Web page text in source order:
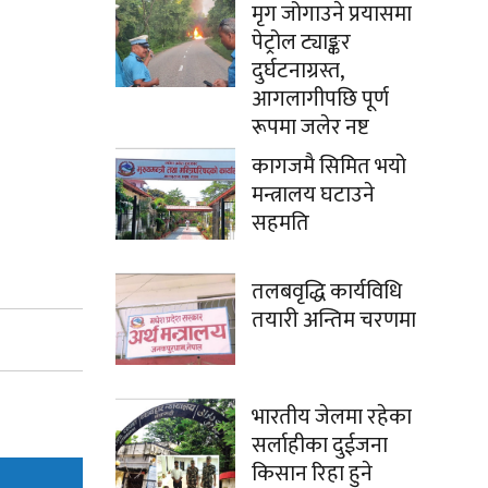
मृग जोगाउने प्रयासमा
पेट्रोल ट्याङ्कर
दुर्घटनाग्रस्त,
आगलागीपछि पूर्ण
रूपमा जलेर नष्ट
कागजमै सिमित भयो
मन्त्रालय घटाउने
सहमति
तलबवृद्धि कार्यविधि
तयारी अन्तिम चरणमा
भारतीय जेलमा रहेका
सर्लाहीका दुईजना
किसान रिहा हुने